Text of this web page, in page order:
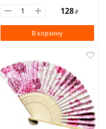
128 ₽
В корзину